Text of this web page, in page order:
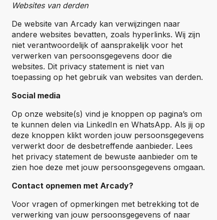
Websites van derden
De website van Arcady kan verwijzingen naar
andere websites bevatten, zoals hyperlinks. Wij zijn
niet verantwoordelijk of aansprakelijk voor het
verwerken van persoonsgegevens door die
websites. Dit privacy statement is niet van
toepassing op het gebruik van websites van derden.
Social media
Op onze website(s) vind je knoppen op pagina’s om
te kunnen delen via LinkedIn en WhatsApp. Als jij op
deze knoppen klikt worden jouw persoonsgegevens
verwerkt door de desbetreffende aanbieder. Lees
het privacy statement de bewuste aanbieder om te
zien hoe deze met jouw persoonsgegevens omgaan.
Contact opnemen met Arcady?
Voor vragen of opmerkingen met betrekking tot de
verwerking van jouw persoonsgegevens of naar